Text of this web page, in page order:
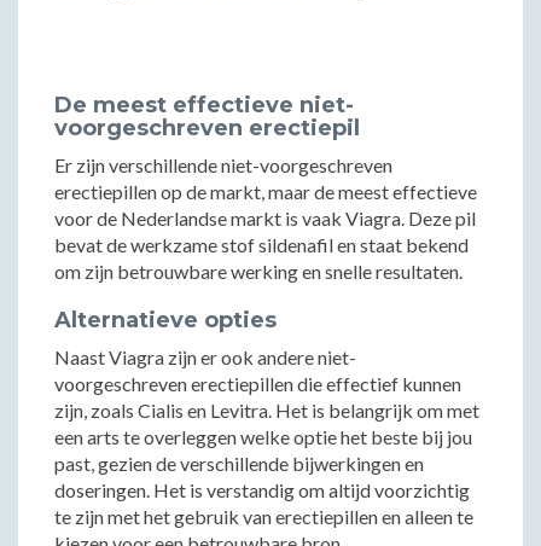
De meest effectieve niet-
voorgeschreven erectiepil
Er zijn verschillende niet-voorgeschreven
erectiepillen op de markt, maar de meest effectieve
voor de Nederlandse markt is vaak Viagra. Deze pil
bevat de werkzame stof sildenafil en staat bekend
om zijn betrouwbare werking en snelle resultaten.
Alternatieve opties
Naast Viagra zijn er ook andere niet-
voorgeschreven erectiepillen die effectief kunnen
zijn, zoals Cialis en Levitra. Het is belangrijk om met
een arts te overleggen welke optie het beste bij jou
past, gezien de verschillende bijwerkingen en
doseringen. Het is verstandig om altijd voorzichtig
te zijn met het gebruik van erectiepillen en alleen te